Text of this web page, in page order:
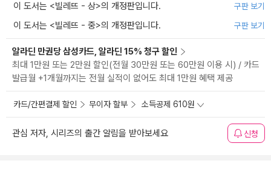
이 도서는 <빌레뜨 - 상>의 개정판입니다. 구판 보기
이 도서는 <빌레뜨 - 중>의 개정판입니다. 구판 보기
알라딘 만권당 삼성카드, 알라딘 15% 청구 할인
최대 1만원 또는 2만원 할인(전월 30만원 또는 60만원 이용 시) / 카드
발급월 +1개월까지는 전월 실적이 없어도 최대 1만원 혜택 제공
카드/간편결제 할인 무이자 할부 소득공제 610원
관심 저자, 시리즈의 출간 알림을 받아보세요 신청